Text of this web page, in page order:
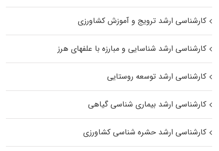
کارشناسی ارشد ترویج و آموزش کشاورزی
کارشناسی ارشد شناسایی و مبارزه با علفهای هرز
کارشناسی ارشد توسعه روستایی
کارشناسی ارشد بیماری‌ شناسی گیاهی
کارشناسی ارشد حشره‌ شناسی کشاورزی